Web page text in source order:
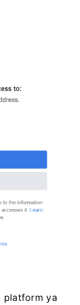
platform ya